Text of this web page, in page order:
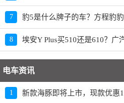
7 豹5是什么牌子的车？方程豹
8
电车资讯
1